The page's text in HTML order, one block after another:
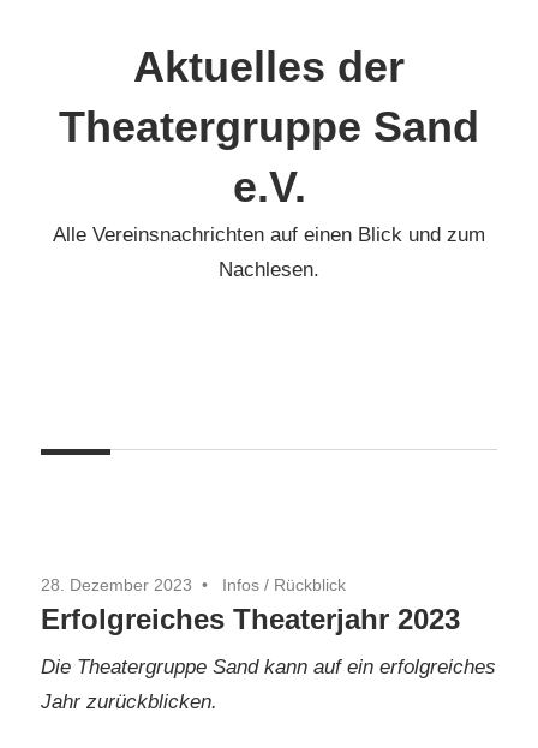
Aktuelles der
Theatergruppe Sand
e.V.
Alle Vereinsnachrichten auf einen Blick und zum
Nachlesen.
28. Dezember 2023 Infos / Rückblick
Erfolgreiches Theaterjahr 2023
Die Theatergruppe Sand kann auf ein erfolgreiches
Jahr zurückblicken.